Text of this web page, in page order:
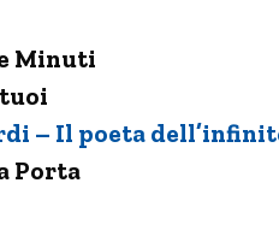
Minuti
– Il poeta
Porta